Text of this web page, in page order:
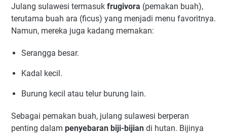
Julang sulawesi termasuk frugivora (pemakan buah),
terutama buah ara (ficus) yang menjadi menu favoritnya.
Namun, mereka juga kadang memakan:
Serangga besar.
Kadal kecil.
Burung kecil atau telur burung lain.
Sebagai pemakan buah, julang sulawesi berperan
penting dalam penyebaran biji-bijian di hutan. Bijinya